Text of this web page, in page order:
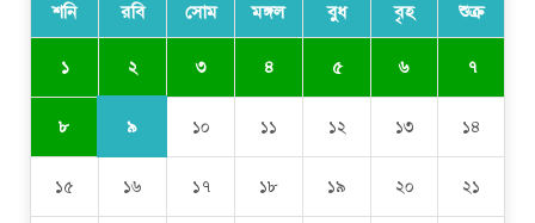
শনি রবি সোম মঙ্গল বুধ বৃহ শুক্র
১ ২ ৩ ৪ ৫ ৬ ৭
৮ ৯ ১০ ১১ ১২ ১৩ ১৪
১৫ ১৬ ১৭ ১৮ ১৯ ২০ ২১